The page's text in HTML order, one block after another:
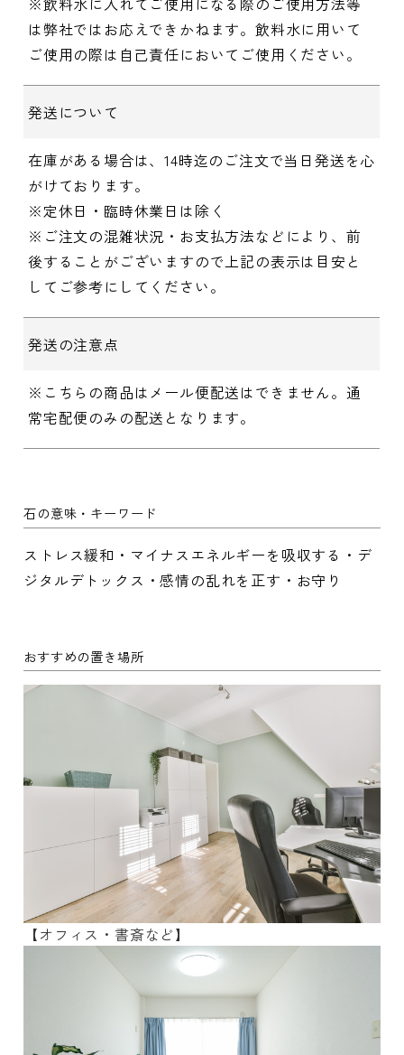
は弊社ではお応えできかねます。飲料水に用いて
ご使用の際は自己責任においてご使用ください。
発送について
在庫がある場合は、14時迄のご注文で当日発送を心
がけております。
※定休日・臨時休業日は除く
※ご注文の混雑状況・お支払方法などにより、前
後することがございますので上記の表示は目安と
してご参考にしてください。
発送の注意点
※こちらの商品はメール便配送はできません。通
常宅配便のみの配送となります。
石の意味・キーワード
ストレス緩和・マイナスエネルギーを吸収する・デ
ジタルデトックス・感情の乱れを正す・お守り
おすすめの置き場所
【オフィス・書斎など】